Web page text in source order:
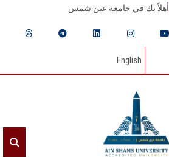
أهلاً بك في جامعة عين شمس
English